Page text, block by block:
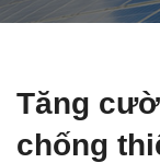
Tăng
chống